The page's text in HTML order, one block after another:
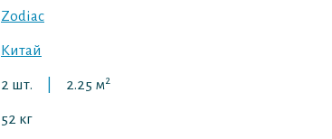
Zodiac
Китай
2 шт. 2.25 м2
52 кг